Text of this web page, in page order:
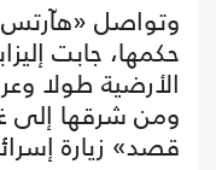
حكمها، جابت
الأرضية طولا
ومن شرقها إلى
قصد» زيارة